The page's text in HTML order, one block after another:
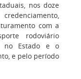
nos doze
com a
rodoviário
no Estado e o
e pelo período